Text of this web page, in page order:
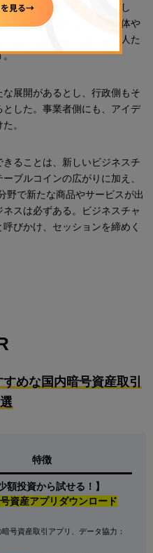
て「極めて前向き」と話し
る。重要なのは、業界団体や
営し、プロダクトを作る人た
。
展開があるとし、行政側もそ
した。事業者側にも、アイデ
。
ることは、新しいビジネスチ
ブルコインの広がりに加え、
野で新たな商品やサービスが出
スは必ずある。ビジネスチャ
びかけ、セッションを締めく
めな国内暗号資産取引
特徴
額投資から試せる！】
資産アプリダウンロード
号資産取引アプリ、データ協力：